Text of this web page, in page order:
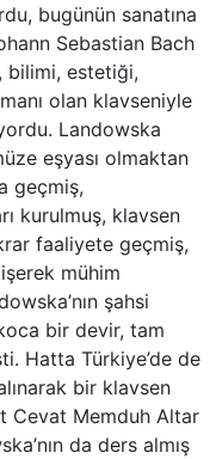
bugünün sanatına
Sebastian Bach
bilimi, estetiği,
olan klavseniyle
Landowska
eşyası olmaktan
geçmiş,
kurulmuş, klavsen
faaliyete geçmiş,
mühim
şahsi
bir devir, tam
Hatta Türkiye’de de
bir klavsen
Cevat Memduh Altar
da ders almış